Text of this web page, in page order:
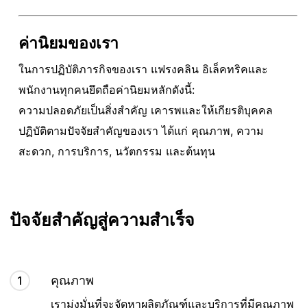
ค่านิยมของเรา
ในการปฏิบัติภารกิจของเรา แฟรงคลิน อิเล็คทริคและ
พนักงานทุกคนยึดถือค่านิยมหลักดังนี้:
ความปลอดภัยเป็นสิ่งสำคัญ เคารพและให้เกียรติบุคคล
ปฏิบัติตามปัจจัยสำคัญของเรา ได้แก่ คุณภาพ, ความ
สะดวก, การบริการ, นวัตกรรม และต้นทุน
ปัจจัยสําคัญสู่ความสําเร็จ
1 คุณภาพ
เรามุ่งมั่นที่จะจัดหาผลิตภัณฑ์และบริการที่มีคุณภาพ